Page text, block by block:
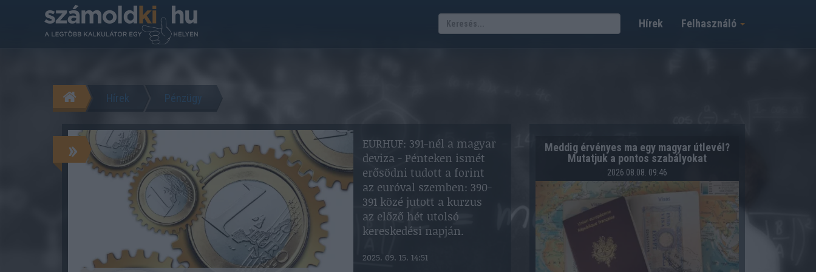
Felhasználó
Hírek
Hírek Pénzügy
»
EURHUF: 391-nél a magyar
deviza - Pénteken ismét
erősödni tudott a forint
az euróval szemben: 390-
391 közé jutott a kurzus
az előző hét utolsó
kereskedési napján.
2025. 09. 15. 14:51
Meddig érvényes ma egy magyar útlevél?
Mutatjuk a pontos szabályokat
2026.08.08. 09:46